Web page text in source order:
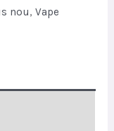
nou,Vape